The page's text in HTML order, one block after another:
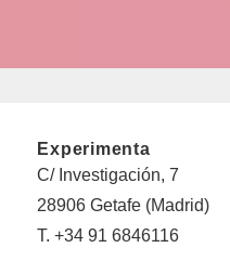
Experimenta
C/ Investigación, 7
28906 Getafe (Madrid)
T. +34 91 6846116